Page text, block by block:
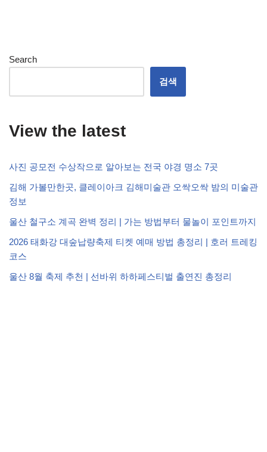
Search
검색
View the latest
사진 공모전 수상작으로 알아보는 전국 야경 명소 7곳
김해 가볼만한곳, 클레이아크 김해미술관 오싹오싹 밤의 미술관
정보
울산 철구소 계곡 완벽 정리 | 가는 방법부터 물놀이 포인트까지
2026 태화강 대숲납량축제 티켓 예매 방법 총정리 | 호러 트레킹
코스
울산 8월 축제 추천 | 선바위 하하페스티벌 출연진 총정리